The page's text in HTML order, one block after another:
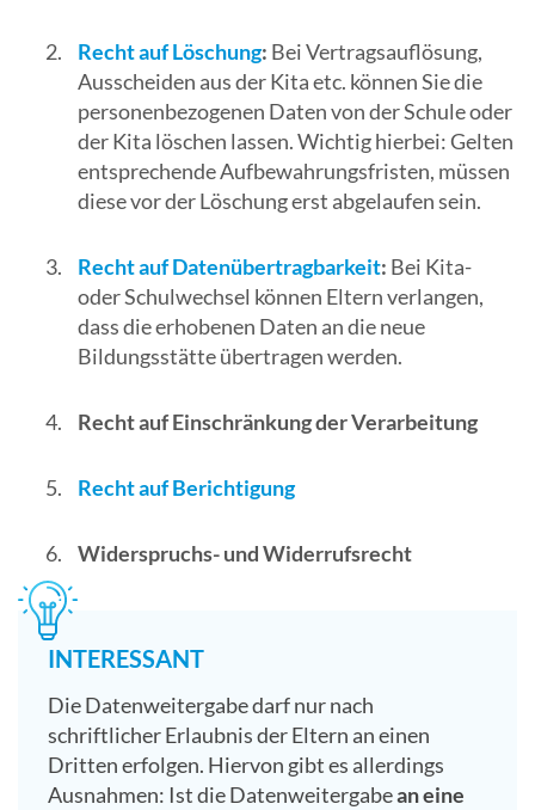
Recht auf Löschung: Bei Vertragsauflösung,
Ausscheiden aus der Kita etc. können Sie die
personenbezogenen Daten von der Schule oder
der Kita löschen lassen. Wichtig hierbei: Gelten
entsprechende Aufbewahrungsfristen, müssen
diese vor der Löschung erst abgelaufen sein.
Recht auf Datenübertragbarkeit: Bei Kita-
oder Schulwechsel können Eltern verlangen,
dass die erhobenen Daten an die neue
Bildungsstätte übertragen werden.
Recht auf Einschränkung der Verarbeitung
Recht auf Berichtigung
Widerspruchs- und Widerrufsrecht
INTERESSANT
Die Datenweitergabe darf nur nach
schriftlicher Erlaubnis der Eltern an einen
Dritten erfolgen. Hiervon gibt es allerdings
Ausnahmen: Ist die Datenweitergabean eine